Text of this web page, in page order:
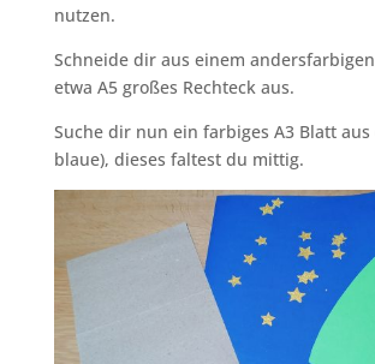
nutzen.
Schneide dir aus einem
etwa A5 großes Rechteck aus.
Suche dir nun ein farbiges A3 Blatt
blaue), dieses faltest du mittig.